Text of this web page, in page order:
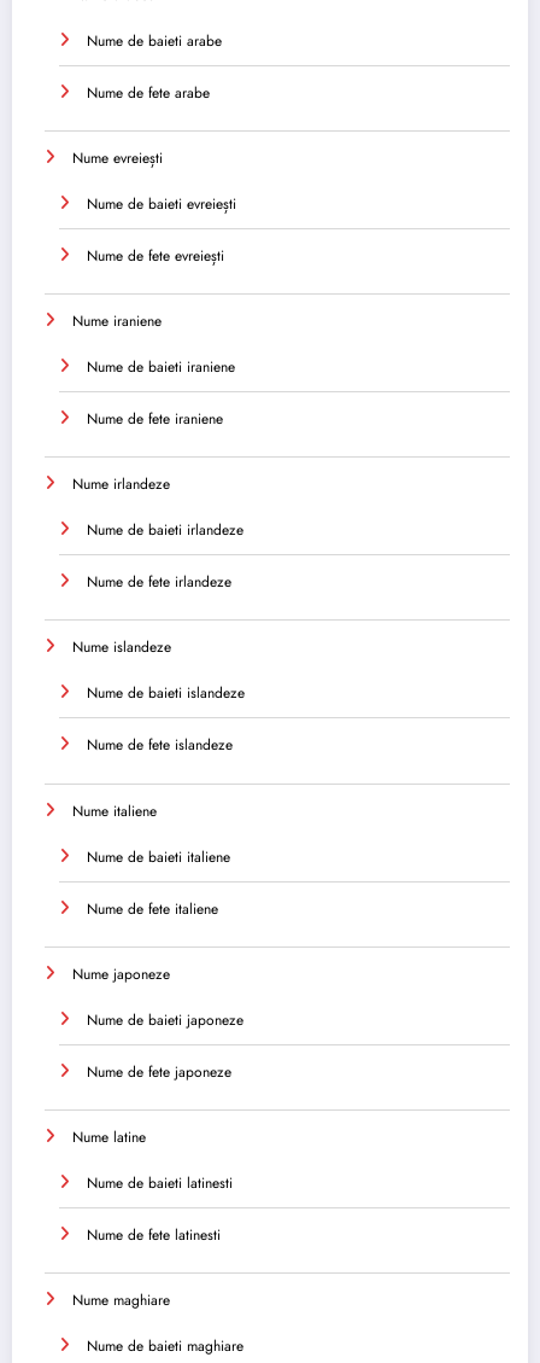
Nume de baieti arabe
Nume de fete arabe
Nume evreiești
Nume de baieti evreiești
Nume de fete evreiești
Nume iraniene
Nume de baieti iraniene
Nume de fete iraniene
Nume irlandeze
Nume de baieti irlandeze
Nume de fete irlandeze
Nume islandeze
Nume de baieti islandeze
Nume de fete islandeze
Nume italiene
Nume de baieti italiene
Nume de fete italiene
Nume japoneze
Nume de baieti japoneze
Nume de fete japoneze
Nume latine
Nume de baieti latinesti
Nume de fete latinesti
Nume maghiare
Nume de baieti maghiare